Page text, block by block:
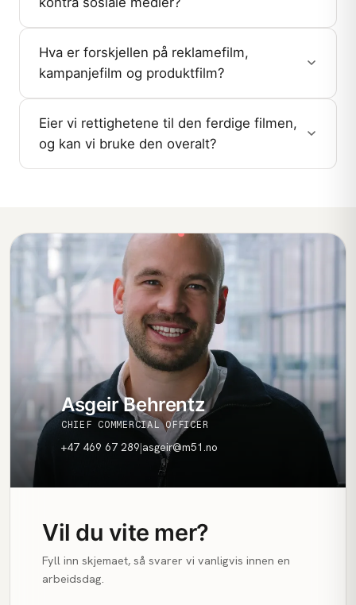
Hva er forskjellen på reklamefilm,
kampanjefilm og produktfilm?
Eier vi rettighetene til den ferdige filmen,
og kan vi bruke den overalt?
Asgeir Behrentz
CHIEF COMMERCIAL OFFICER
+47 469 67 289|asgeir@m51.no
Vil du vite mer?
Fyll inn skjemaet, så svarer vi vanligvis innen en
arbeidsdag.